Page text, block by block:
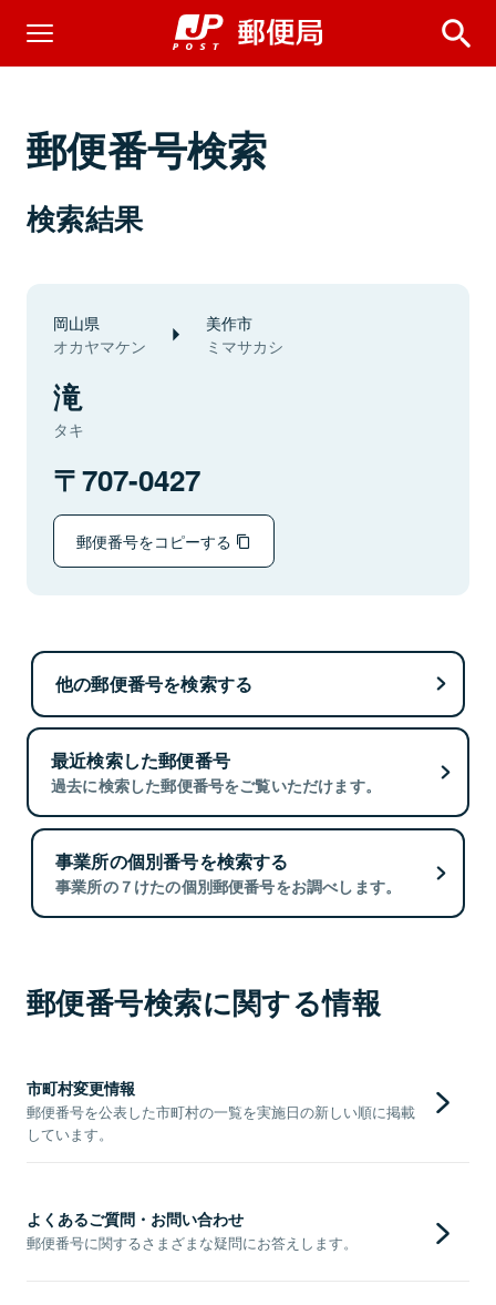
郵便番号検索
検索結果
岡山県
オカヤマケン
美作市
ミマサカシ
滝
タキ
707-0427
郵便番号をコピーする
他の郵便番号を検索する
最近検索した郵便番号
過去に検索した郵便番号をご覧いただけます。
事業所の個別番号を検索する
事業所の７けたの個別郵便番号をお調べします。
郵便番号検索に関する情報
市町村変更情報
郵便番号を公表した市町村の一覧を実施日の新しい順に掲載
しています。
よくあるご質問・お問い合わせ
郵便番号に関するさまざまな疑問にお答えします。